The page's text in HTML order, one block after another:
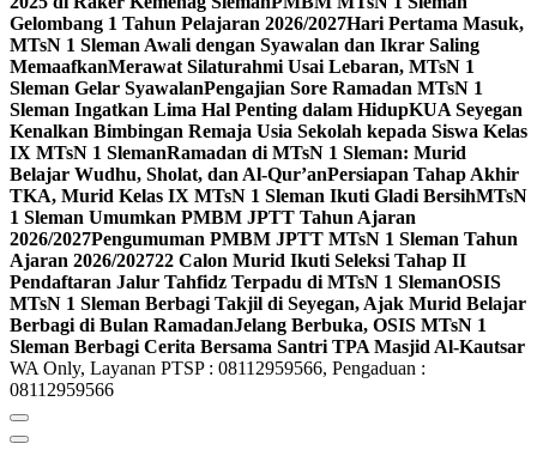
Gelombang 1 Tahun Pelajaran 2026/2027Hari Pertama Masuk,
MTsN 1 Sleman Awali dengan Syawalan dan Ikrar Saling
MemaafkanMerawat Silaturahmi Usai Lebaran, MTsN 1
Sleman Gelar SyawalanPengajian Sore Ramadan MTsN 1
Sleman Ingatkan Lima Hal Penting dalam HidupKUA Seyegan
Kenalkan Bimbingan Remaja Usia Sekolah kepada Siswa Kelas
IX MTsN 1 SlemanRamadan di MTsN 1 Sleman: Murid
Belajar Wudhu, Sholat, dan Al-Qur’anPersiapan Tahap Akhir
TKA, Murid Kelas IX MTsN 1 Sleman Ikuti Gladi BersihMTsN
1 Sleman Umumkan PMBM JPTT Tahun Ajaran
2026/2027Pengumuman PMBM JPTT MTsN 1 Sleman Tahun
Ajaran 2026/202722 Calon Murid Ikuti Seleksi Tahap II
Pendaftaran Jalur Tahfidz Terpadu di MTsN 1 SlemanOSIS
MTsN 1 Sleman Berbagi Takjil di Seyegan, Ajak Murid Belajar
Berbagi di Bulan RamadanJelang Berbuka, OSIS MTsN 1
Sleman Berbagi Cerita Bersama Santri TPA Masjid Al-Kautsar
WA Only, Layanan PTSP : 08112959566, Pengaduan :
08112959566